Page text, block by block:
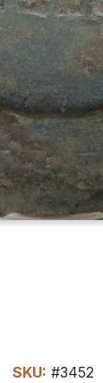
SKU: #3452